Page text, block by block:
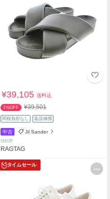
¥39,105送料込
1%OFF ¥39,501
関税負担なし 返品補償
中古 Jil Sander
SHOP
RAGTAG
タイムセール